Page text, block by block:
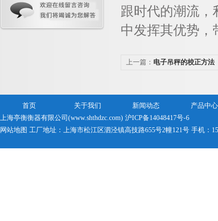
跟时代的潮流
中发挥其优势，
上一篇： 电子吊秤的校正方法
首页 关于我们 新闻动态
产品中心
上海亭衡衡器有限公司(www.shthdzc.com) 沪ICP备14048417号-6
网站地图 工厂地址：上海市松江区泗泾镇高技路655号2幢121号 手机：